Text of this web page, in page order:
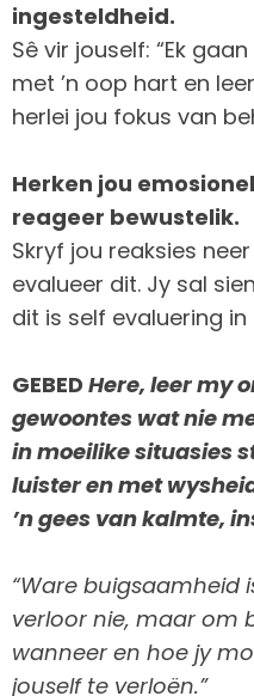
ingesteldheid.
Sê vir jouself: “Ek
met ’n oop hart en
herlei jou fokus van
Herken jou
reageer bewustelik.
Skryf jou reaksies
evalueer dit. Jy sal
dit is self evaluering in
GEBED Here, leer my
gewoontes wat nie
in moeilike situasies
luister en met
’n gees van kalmte,
“Ware buigsaamheid
verloor nie, maar om
wanneer en hoe jy
jouself te verloën.”